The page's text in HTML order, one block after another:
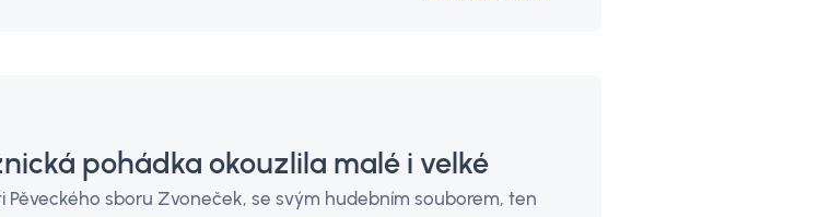
pohádka okouzlila malé i velké
Pěveckého sboru Zvoneček, se svým hudebním souborem, ten